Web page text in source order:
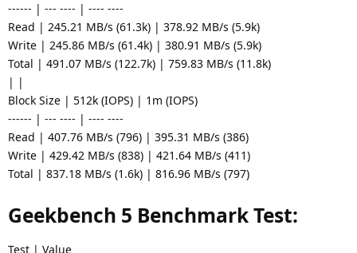
------ | --- ---- | ---- ----
Read | 245.21 MB/s (61.3k) | 378.92 MB/s (5.9k)
Write | 245.86 MB/s (61.4k) | 380.91 MB/s (5.9k)
Total | 491.07 MB/s (122.7k) | 759.83 MB/s (11.8k)
| |
Block Size | 512k (IOPS) | 1m (IOPS)
------ | --- ---- | ---- ----
Read | 407.76 MB/s (796) | 395.31 MB/s (386)
Write | 429.42 MB/s (838) | 421.64 MB/s (411)
Total | 837.18 MB/s (1.6k) | 816.96 MB/s (797)
Geekbench 5 Benchmark Test:
Test | Value